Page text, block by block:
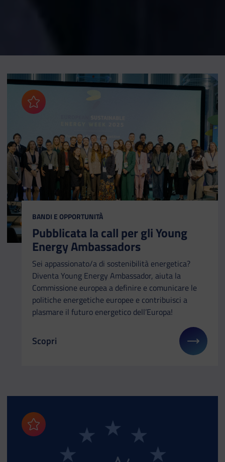
Aggiungi ai preferiti
CATEGORIA:
BANDI E OPPORTUNITÀ
Pubblicata la call per gli Young
Energy Ambassadors
Sei appassionato/a di sostenibilità energetica?
Diventa Young Energy Ambassador, aiuta la
Commissione europea a definire e comunicare le
politiche energetiche europee e contribuisci a
plasmare il futuro energetico dell’Europa!
Il link ti porterà ad avere maggiori dettagli su:
Scopri
Aggiungi ai preferiti